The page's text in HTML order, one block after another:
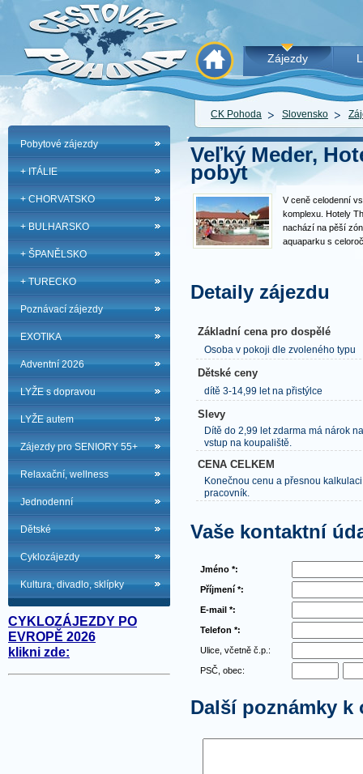
Zájezdy
CK Pohoda Slovensko
Pobytové zájezdy
+ ITÁLIE
+ CHORVATSKO
+ BULHARSKO
+ ŠPANĚLSKO
+ TURECKO
Poznávací zájezdy
EXOTIKA
Adventní 2026
LYŽE s dopravou
LYŽE autem
Zájezdy pro SENIORY 55+
Relaxační, wellness
Jednodenní
Dětské
Cyklozájezdy
Kultura, divadlo, sklípky
CYKLOZÁJEZDY PO
EVROPĚ 2026
klikni zde:
Veľký Meder,
pobyt
V ceně celodenní
komplexu. Hotely
nachází na pěší
aquaparku s
Detaily zájezdu
Základní cena pro dospělé
Osoba v pokoji dle zvoleného typu
Dětské ceny
dítě 3-14,99 let na přistýlce
Slevy
Dítě do 2,99 let zdarma má nárok
vstup na koupaliště.
CENA CELKEM
Konečnou cenu a přesnou
pracovník.
Vaše kontaktní
Jméno *:
Příjmení *:
E-mail *:
Telefon *:
Ulice, včetně č.p.:
PSČ, obec:
Další poznámky k